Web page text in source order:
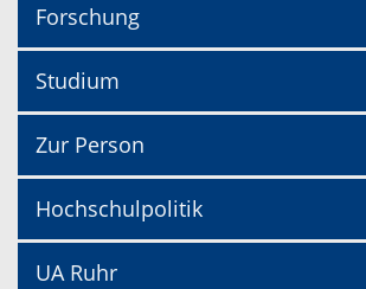
Forschung
Studium
Zur Person
Hochschulpolitik
UA Ruhr